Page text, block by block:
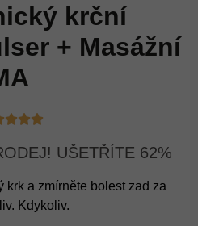
krční
+ Masážní

UŠETŘÍTE 62%
krk a zmírněte bolest zad za
Kdykoliv.